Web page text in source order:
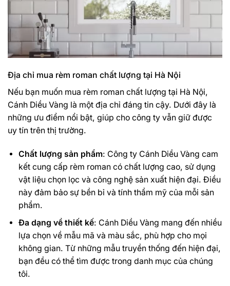
Địa chỉ mua rèm roman chất lượng tại Hà Nội
Nếu bạn muốn mua rèm roman chất lượng tại Hà Nội,
Cánh Diều Vàng là một địa chỉ đáng tin cậy. Dưới đây là
những ưu điểm nổi bật, giúp cho công ty vẫn giữ được
uy tín trên thị trường.
Chất lượng sản phẩm: Công ty Cánh Diều Vàng cam
kết cung cấp rèm roman có chất lượng cao, sử dụng
vật liệu chọn lọc và công nghệ sản xuất hiện đại. Điều
này đảm bảo sự bền bỉ và tính thẩm mỹ của mỗi sản
phẩm.
Đa dạng về thiết kế: Cánh Diều Vàng mang đến nhiều
lựa chọn về mẫu mã và màu sắc, phù hợp cho mọi
không gian. Từ những mẫu truyền thống đến hiện đại,
bạn đều có thể tìm được trong danh mục của chúng
tôi.